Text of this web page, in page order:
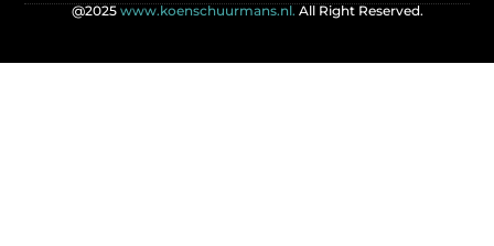
@2025 www.koenschuurmans.nl. All Right Reserved.